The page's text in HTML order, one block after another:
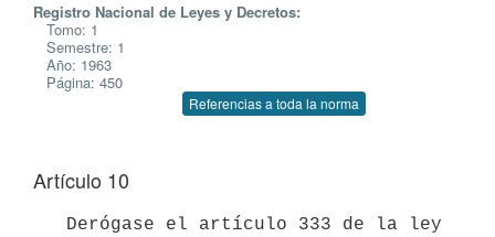
Registro Nacional de Leyes y Decretos:
Tomo: 1
Semestre: 1
Año: 1963
Página: 450
Referencias a toda la norma
Artículo 10